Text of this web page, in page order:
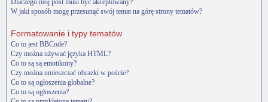
Dlaczego mój post musi być akceptowany?
W jaki sposób mogę przesunąć swój temat na górę strony tematów?
Formatowanie i typy tematów
Co to jest BBCode?
Czy można używać języka HTML?
Co to są są emotikony?
Czy można umieszczać obrazki w poście?
Co to są ogłoszenia globalne?
Co to są ogłoszenia?